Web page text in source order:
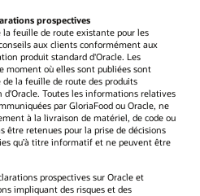
prospectives
feuille de route existante pour les
aux clients conformément aux
produit standard d'Oracle. Les
où elles sont publiées sont
la feuille de route des produits
d'Oracle. Toutes les informations relatives
par GloriaFood ou Oracle, ne
à la livraison de matériel, de code ou
retenues pour la prise de décisions
qu’à titre informatif et ne peuvent être
prospectives sur Oracle et
impliquant des risques et des